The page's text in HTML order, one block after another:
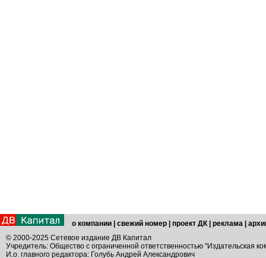
о компании свежий номер проект ДК реклама
© 2000-2025 Сетевое издание ДВ Капитал
Учредитель: Общество с ограниченной ответственностью "Издательская
И.о. главного редактора: Голубь Андрей Александрович